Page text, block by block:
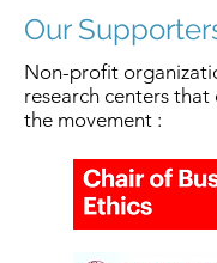
Our
Non-profit
research centers
the movement :